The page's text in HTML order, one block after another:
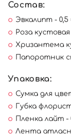
Состав:
Эвкалипт -
Роза
Хризантема
Папоротник
Упаковка:
Сумка для
Губка
Пленка лайт -
Лента